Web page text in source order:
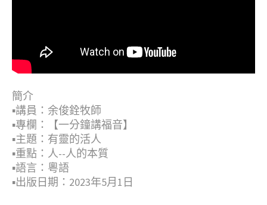
簡介
▪︎講員：余俊銓牧師
▪︎專欄：【一分鐘講福音】
▪︎主題：有靈的活人
▪︎重點：人--人的本質
▪︎語言：粵語
▪︎出版日期：2023年5月1日